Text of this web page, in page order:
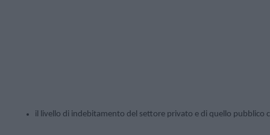
il livello di indebitamento del settore privato e di quello pubblico